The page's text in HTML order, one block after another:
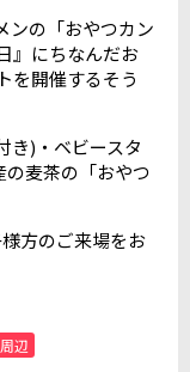
ンの「おやつカン
』にちなんだお
を開催するそう
き)・ベビースタ
麦茶の「おやつ
方のご来場をお
辺